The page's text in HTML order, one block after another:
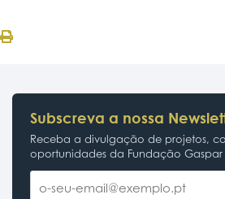
Subscreva a nossa
Receba a divulgação de projetos,
oportunidades da Fundação Gaspar